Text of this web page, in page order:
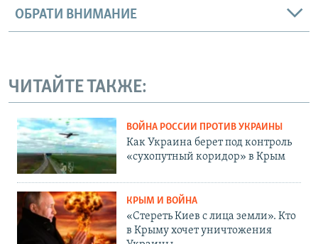
ОБРАТИ ВНИМАНИЕ
ЧИТАЙТЕ ТАКЖЕ:
ВОЙНА РОССИИ ПРОТИВ УКРАИНЫ
Как Украина берет под контроль
«сухопутный коридор» в Крым
КРЫМ И ВОЙНА
«Стереть Киев с лица земли». Кто
в Крыму хочет уничтожения